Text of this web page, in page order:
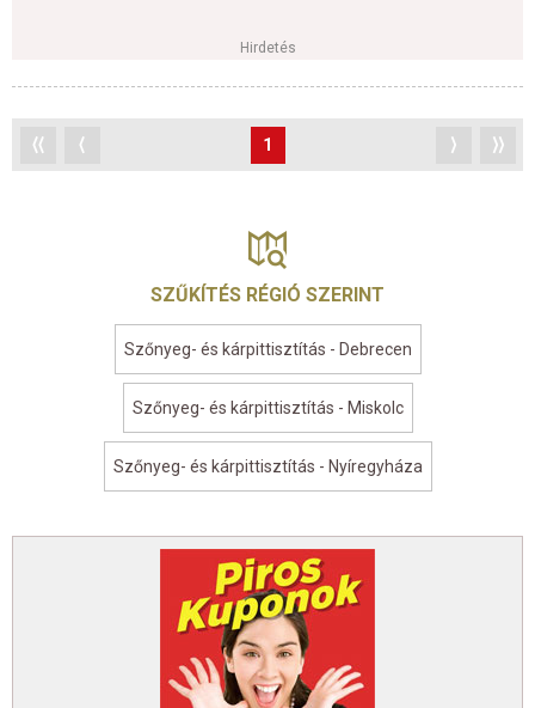
Hirdetés
⟨⟨ ⟨ 1 ⟩ ⟩⟩
SZŰKÍTÉS RÉGIÓ SZERINT
Szőnyeg- és kárpittisztítás - Debrecen
Szőnyeg- és kárpittisztítás - Miskolc
Szőnyeg- és kárpittisztítás - Nyíregyháza